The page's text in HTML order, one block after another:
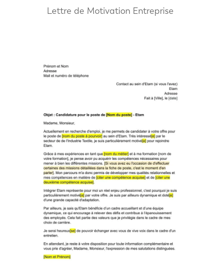
Lettre de Motivation Entreprise